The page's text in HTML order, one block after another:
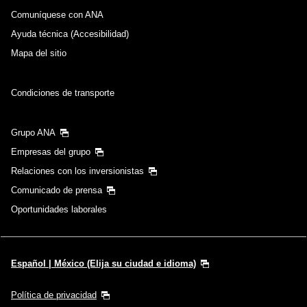
Agregar punto(s) de transferencia y tiempos de
Acerca de los códigos promocionales
Encontrar tarifas de +/- 3 días
・La tarifa mostrada es la mejor oferta disponible en las condiciones
actualizados. Utilice el botón [Buscar] para revisar la disponibilidad de
Comuníquese con ANA
Ayuda técnica (Accesibilidad)
Mapa del sitio
Condiciones de transporte
Grupo ANA
Empresas del grupo
Relaciones con los inversionistas
Comunicado de prensa
Oportunidades laborales
Español | México (Elija su ciudad e idioma)
Política de privacidad